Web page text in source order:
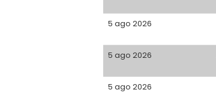
5 ago 2026
5 ago 2026
5 ago 2026